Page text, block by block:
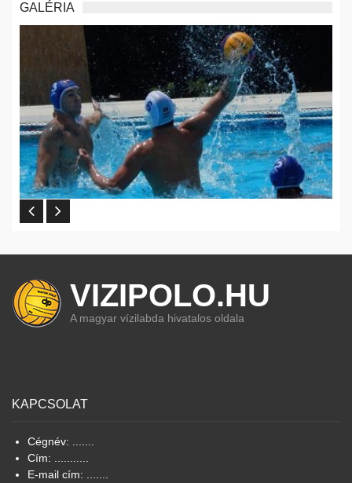
GALÉRIA
VIZIPOLO.HU
A magyar vízilabda hivatalos oldala
KAPCSOLAT
Cégnév: .......
Cím: ...........
E-mail cím: .......